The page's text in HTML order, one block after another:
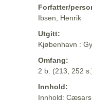
Forfatter/
Ibsen, Henrik
Utgitt:
Kjøbenhavn :
Omfang:
2 b. (213, 252
Innhold:
Innhold: